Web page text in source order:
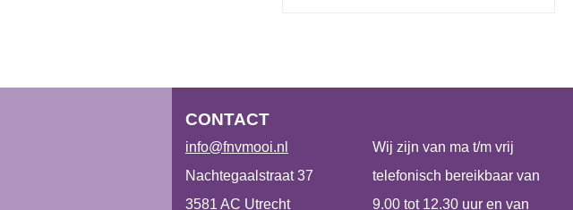
CONTACT
info@fnvmooi.nl
Nachtegaalstraat 37
3581 AC Utrecht
Wij zijn van ma t/m vrij
telefonisch bereikbaar van
9.00 tot 12.30 uur en van